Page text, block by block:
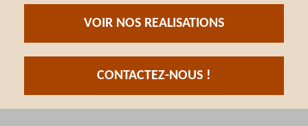
VOIR NOS REALISATIONS
CONTACTEZ-NOUS !